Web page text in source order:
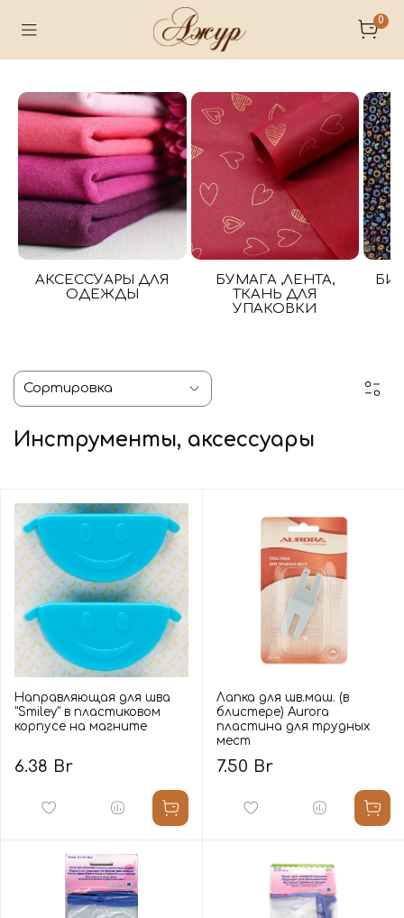
0
АКСЕССУАРЫ ДЛЯ
ОДЕЖДЫ
БУМАГА ,ЛЕНТА,
ТКАНЬ ДЛЯ
УПАКОВКИ
Инструменты, аксессуары
Направляющая для шва
"Smiley" в пластиковом
корпусе на магните
6.38 Br
Лапка для шв.маш. (в
блистере) Aurora
пластина для трудных
мест
7.50 Br